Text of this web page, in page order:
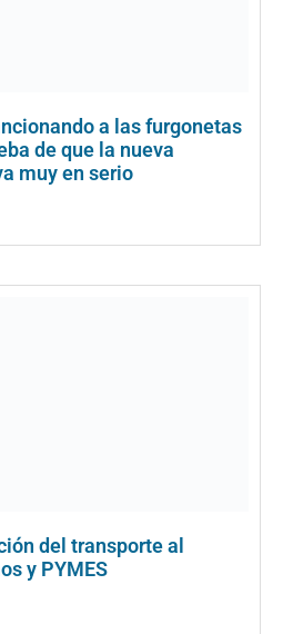
a las furgonetas
de que la nueva
muy en serio
del transporte al
y PYMES